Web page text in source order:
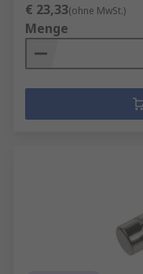
€ 23,33(ohne MwSt.)
Menge